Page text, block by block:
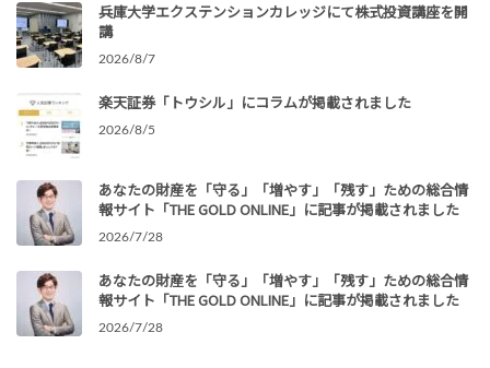
兵庫大学エクステンションカレッジにて株式投資講座を開
講
2026/8/7
楽天証券「トウシル」にコラムが掲載されました
2026/8/5
あなたの財産を「守る」「増やす」「残す」ための総合情
報サイト「THE GOLD ONLINE」に記事が掲載されました
2026/7/28
あなたの財産を「守る」「増やす」「残す」ための総合情
報サイト「THE GOLD ONLINE」に記事が掲載されました
2026/7/28